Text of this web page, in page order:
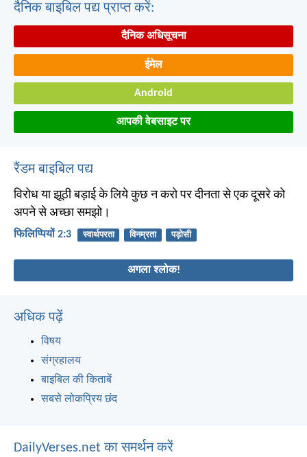
दैनिक बाइबिल पद्य प्राप्त करें:
दैनिक अधिसूचना
ईमेल
Android
आपकी वेबसाइट पर
रैंडम बाइबिल पद्य
विरोध या झूठी बड़ाई के लिये कुछ न करो पर दीनता से एक दूसरे को
अपने से अच्छा समझो।
फिलिप्पियों 2:3 स्वार्थपरता विनम्रता पड़ोसी
अगला श्लोक!
अधिक पढ़ें
विषय
संग्रहालय
बाइबिल की किताबें
सबसे लोकप्रिय छंद
DailyVerses.net का समर्थन करें